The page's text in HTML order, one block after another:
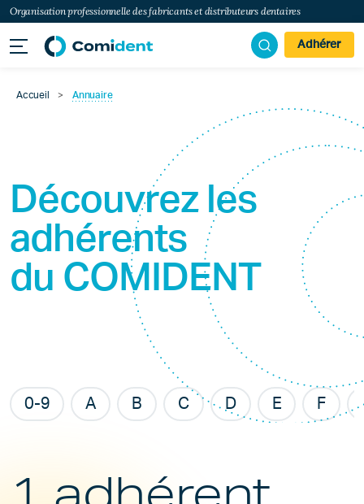
Organisation professionnelle des fabricants et distributeurs dentaires
Adhérer
Accueil > Annuaire
Découvrez les
adhérents
du COMIDENT
0-9 A B C D E F
1 adhérent